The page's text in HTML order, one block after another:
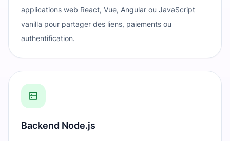
applications web React, Vue, Angular ou JavaScript
vanilla pour partager des liens, paiements ou
authentification.
Backend Node.js